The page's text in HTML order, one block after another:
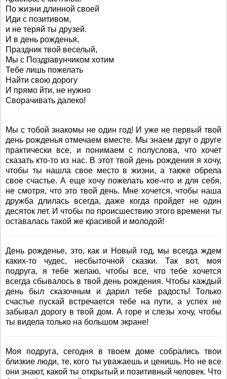
По жизни длинной своей
Иди с позитивом,
и не теряй ты друзей.
И в день рожденья,
Праздник твой веселый,
Мы с Поздравунчиком хотим
Тебе лишь пожелать
Найти свою дорогу
И прямо йти, не нужно
Сворачивать далеко!
Мы с тобой знакомы не один год! И уже не первый твой
день рожденья отмечаем вместе. Мы знаем друг о друге
практически все, и понимаем с полуслова, что хочет
сказать кто-то из нас. В этот твой день рождения я хочу,
чтобы ты нашла свое место в жизни, а также обрела
свое счастье. А еще хочу пожелать кое-что и для себя,
не смотря, что это твой день. Мне хочется, чтобы наша
дружба длилась всегда, даже когда пройдет не один
десяток лет. И чтобы по происшествию этого времени ты
оставалась такой же красивой и молодой!
День рожденье, это, как и Новый год, мы всегда ждем
каких-то чудес, несбыточной сказки. Так вот, моя
подруга, я тебе желаю, чтобы все, что тебе хочется
всегда сбывалось в твой день рождения. Чтобы каждый
день был сказочным и дарил тебе радость! Только
счастье пускай встречается тебе на пути, а успех не
забывал дорогу в твой дом. А горе и слезы хочу, чтобы
ты видела только на большом экране!
Моя подруга, сегодня в твоем доме собрались твои
близкие люди, те, кого ты уважаешь и ценишь. Но не все
они знают, какой ты открытый и позитивный человек. Что